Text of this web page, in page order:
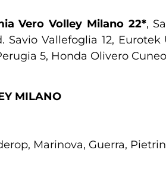
Vero Volley Milano 22*,
Savio Vallefoglia 12,
5, Honda Olivero
MILANO
Marinova, Guerra,